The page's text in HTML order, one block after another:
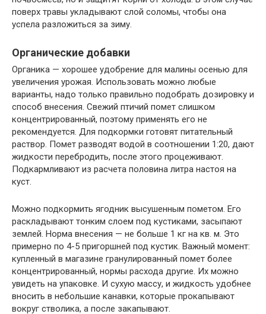
поверх травы укладывают слой соломы, чтобы она
успела разложиться за зиму.
Органические добавки
Органика — хорошее удобрение для малины осенью для
увеличения урожая. Использовать можно любые
варианты, надо только правильно подобрать дозировку и
способ внесения. Свежий птичий помет слишком
концентрированный, поэтому применять его не
рекомендуется. Для подкормки готовят питательный
раствор. Помет разводят водой в соотношении 1:20, дают
жидкости перебродить, после этого процеживают.
Подкармливают из расчета половина литра настоя на
куст.
Можно подкормить ягодник высушенным пометом. Его
раскладывают тонким слоем под кустиками, засыпают
землей. Норма внесения — не больше 1 кг на кв. м. Это
примерно по 4-5 пригоршней под кустик. Важный момент:
купленный в магазине гранулированный помет более
концентрированный, нормы расхода другие. Их можно
увидеть на упаковке. И сухую массу, и жидкость удобнее
вносить в небольшие канавки, которые прокапывают
вокруг стволика, а после закапывают.